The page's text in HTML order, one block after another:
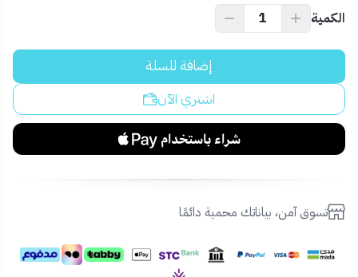
الكمية
إضافة للسلة
اشتري الآن
تسوق آمن، بياناتك محمية دائمًا